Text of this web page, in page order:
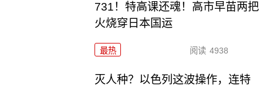
731！特高课还魂！高市早苗两把
火烧穿日本国运
最热 阅读 4938
灭人种？以色列这波操作，连特